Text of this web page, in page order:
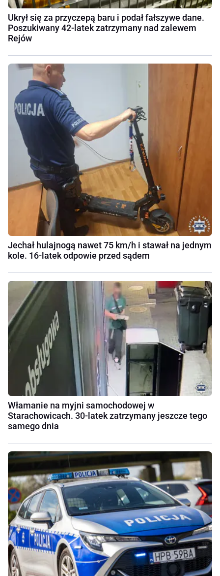
Ukrył się za przyczepą baru i podał fałszywe dane.
Poszukiwany 42-latek zatrzymany nad zalewem
Rejów
Jechał hulajnogą nawet 75 km/h i stawał na jednym
kole. 16-latek odpowie przed sądem
Włamanie na myjni samochodowej w
Starachowicach. 30-latek zatrzymany jeszcze tego
samego dnia